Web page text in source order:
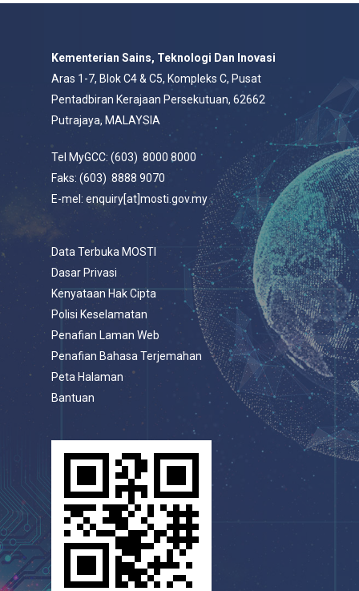
Kementerian Sains, Teknologi Dan Inovasi
Aras 1-7, Blok C4 & C5, Kompleks C, Pusat
Pentadbiran Kerajaan Persekutuan, 62662
Putrajaya, MALAYSIA
Tel MyGCC: (603) 8000 8000
Faks: (603) 8888 9070
E-mel: enquiry[at]mosti.gov.my
Data Terbuka MOSTI
Dasar Privasi
Kenyataan Hak Cipta
Polisi Keselamatan
Penafian Laman Web
Penafian Bahasa Terjemahan
Peta Halaman
Bantuan